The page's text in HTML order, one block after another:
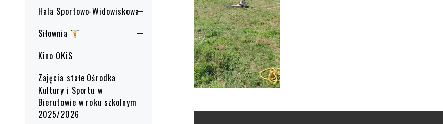
Hala Sportowo-Widowiskowa
Siłownia
Kino OKiS
Zajęcia stałe Ośrodka
Kultury i Sportu w
Bierutowie w roku szkolnym
2025/2026